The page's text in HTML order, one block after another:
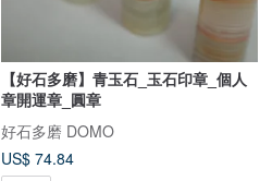
【好石多磨】青玉石_玉石印章_個人
章開運章_圓章
好石多磨 DOMO
US$ 74.84